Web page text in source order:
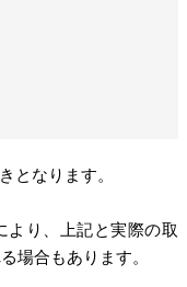
となります。
り、上記と実際の取
場合もあります。